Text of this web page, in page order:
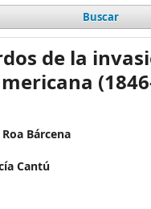
Buscar
de la
Bárcena
Cantú